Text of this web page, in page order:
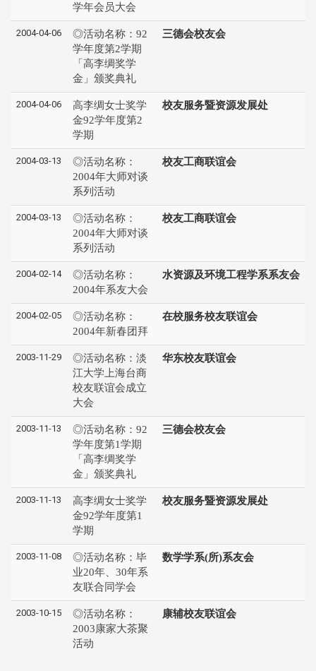
学年会员大会
2004-04-06
◎活动名称：92
学年度第2学期
「高李绸奖学
金」颁奖典礼
三德会校友会
2004-04-06
高李绸女士奖学
金92学年度第2
学期
校友服务暨资源发展处
2004-03-13
◎活动名称：
2004年大师对谈
系列活动
校友工商联谊会
2004-03-13
◎活动名称：
2004年大师对谈
系列活动
校友工商联谊会
2004-02-14
◎活动名称：
2004年系友大会
水资源及环境工程学系系友会
2004-02-05
◎活动名称：
2004年新春团拜
在校服务校友联谊会
2003-11-29
◎活动名称：淡
江大学上海台商
校友联谊会成立
大会
华东校友联谊会
2003-11-13
◎活动名称：92
学年度第1学期
「高李绸奖学
金」颁奖典礼
三德会校友会
2003-11-13
高李绸女士奖学
金92学年度第1
学期
校友服务暨资源发展处
2003-11-08
◎活动名称：毕
业20年、30年系
友联合同学会
数学学系(所)系友会
2003-10-15
◎活动名称：
2003康家大茶聚
活动
康辅校友联谊会